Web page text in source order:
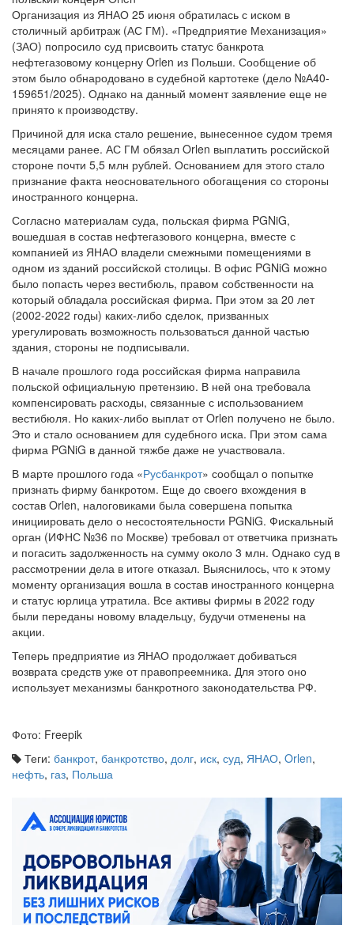
Организация из ЯНАО 25 июня обратилась с иском в
столичный арбитраж (АС ГМ). «Предприятие Механизация»
(ЗАО) попросило суд присвоить статус банкрота
нефтегазовому концерну Orlen из Польши. Сообщение об
этом было обнародовано в судебной картотеке (дело №А40-
159651/2025). Однако на данный момент заявление еще не
принято к производству.
Причиной для иска стало решение, вынесенное судом тремя
месяцами ранее. АС ГМ обязал Orlen выплатить российской
стороне почти 5,5 млн рублей. Основанием для этого стало
признание факта неосновательного обогащения со стороны
иностранного концерна.
Согласно материалам суда, польская фирма PGNiG,
вошедшая в состав нефтегазового концерна, вместе с
компанией из ЯНАО владели смежными помещениями в
одном из зданий российской столицы. В офис PGNiG можно
было попасть через вестибюль, правом собственности на
который обладала российская фирма. При этом за 20 лет
(2002-2022 годы) каких-либо сделок, призванных
урегулировать возможность пользоваться данной частью
здания, стороны не подписывали.
В начале прошлого года российская фирма направила
польской официальную претензию. В ней она требовала
компенсировать расходы, связанные с использованием
вестибюля. Но каких-либо выплат от Orlen получено не было.
Это и стало основанием для судебного иска. При этом сама
фирма PGNiG в данной тяжбе даже не участвовала.
В марте прошлого года «Русбанкрот» сообщал о попытке
признать фирму банкротом. Еще до своего вхождения в
состав Orlen, налоговиками была совершена попытка
инициировать дело о несостоятельности PGNiG. Фискальный
орган (ИФНС №36 по Москве) требовал от ответчика признать
и погасить задолженность на сумму около 3 млн. Однако суд в
рассмотрении дела в итоге отказал. Выяснилось, что к этому
моменту организация вошла в состав иностранного концерна
и статус юрлица утратила. Все активы фирмы в 2022 году
были переданы новому владельцу, будучи отменены на
акции.
Теперь предприятие из ЯНАО продолжает добиваться
возврата средств уже от правопреемника. Для этого оно
использует механизмы банкротного законодательства РФ.
Фото: Freepik
Теги: банкрот, банкротство, долг, иск, суд, ЯНАО, Orlen,
нефть, газ, Польша